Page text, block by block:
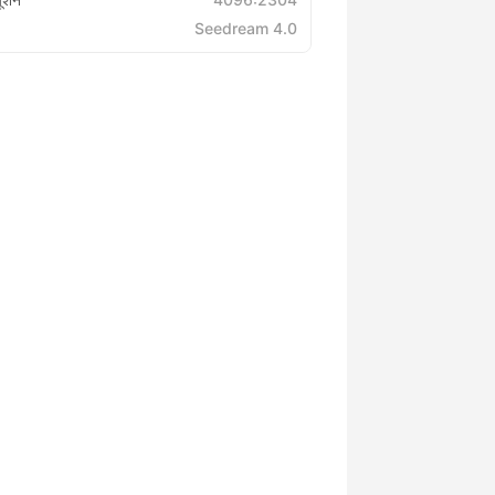
Seedream 4.0